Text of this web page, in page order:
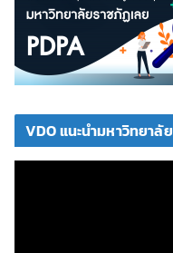
VDO แนะนำมหาวิทยาลัย